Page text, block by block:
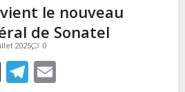
le nouveau
de Sonatel
2025 0
X Telegram